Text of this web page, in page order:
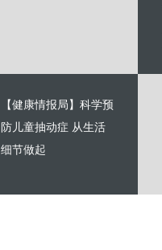
【健康情报局】科学预
防儿童抽动症 从生活
细节做起